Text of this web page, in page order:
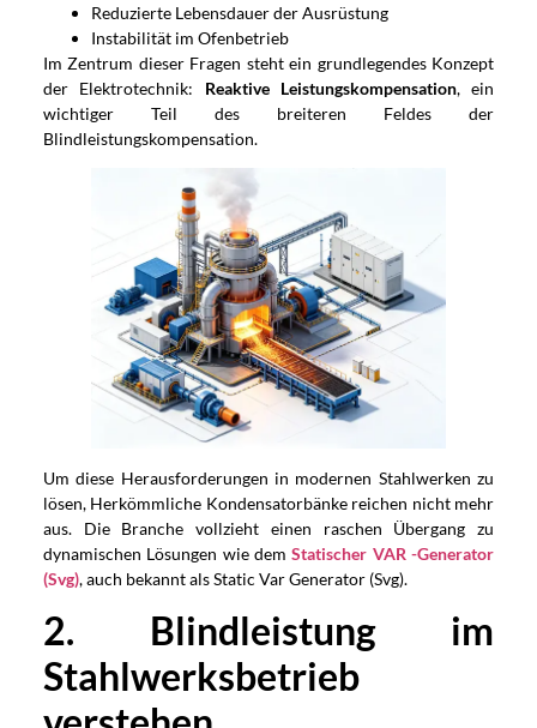
Reduzierte Lebensdauer der Ausrüstung
Instabilität im Ofenbetrieb
Im Zentrum dieser Fragen steht ein grundlegendes Konzept
der Elektrotechnik: Reaktive Leistungskompensation, ein
wichtiger Teil des breiteren Feldes der
Blindleistungskompensation.
Um diese Herausforderungen in modernen Stahlwerken zu
lösen, Herkömmliche Kondensatorbänke reichen nicht mehr
aus. Die Branche vollzieht einen raschen Übergang zu
dynamischen Lösungen wie demStatischer VAR -Generator
(Svg), auch bekannt als Static Var Generator (Svg).
2. Blindleistung im
Stahlwerksbetrieb